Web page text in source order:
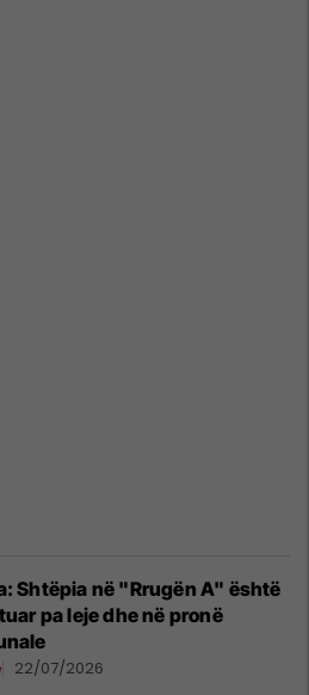
Shtëpia në "Rrugën A" është
pa leje dhe në pronë
22/07/2026